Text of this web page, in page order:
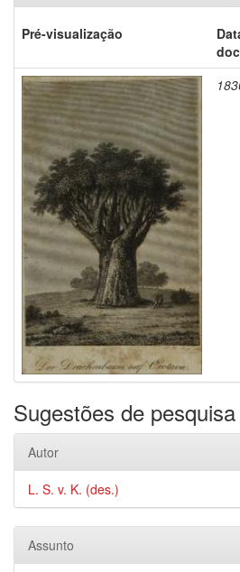
Pré-visualização
Sugestões de pesquisa
Autor
L. S. v. K. (des.)
Assunto